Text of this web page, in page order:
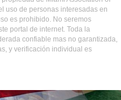
uso de personas interesadas en
es prohibido. No seremos
portal de internet. Toda la
confiable mas no garantizada,
y verificación individual es